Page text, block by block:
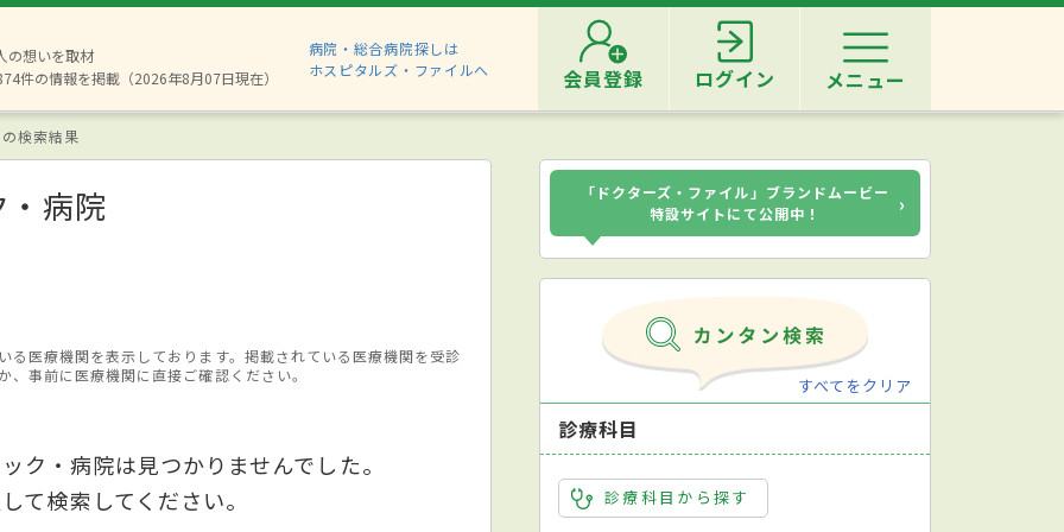
の想いを取材
件の情報を掲載（2026年8月07日現在）
病院・総合病院探しは
ホスピタルズ・ファイルへ
会員登録 ログイン メニュー
検索結果
病院
医療機関を表示しております。掲載されている医療機関を受診
事前に医療機関に直接ご確認ください。
ク・病院は見つかりませんでした。
て検索してください。
「ドクターズ・ファイル」ブランドムービー
特設サイトにて公開中！
›
すべてをクリア
診療科目
診療科目から探す